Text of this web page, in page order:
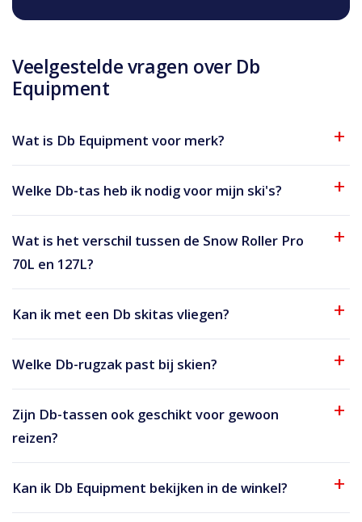
Veelgestelde vragen over Db
Equipment
Wat is Db Equipment voor merk?
Welke Db-tas heb ik nodig voor mijn ski's?
Wat is het verschil tussen de Snow Roller Pro
70L en 127L?
Kan ik met een Db skitas vliegen?
Welke Db-rugzak past bij skien?
Zijn Db-tassen ook geschikt voor gewoon
reizen?
Kan ik Db Equipment bekijken in de winkel?